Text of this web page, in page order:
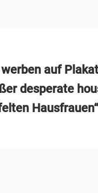
auf
desperate